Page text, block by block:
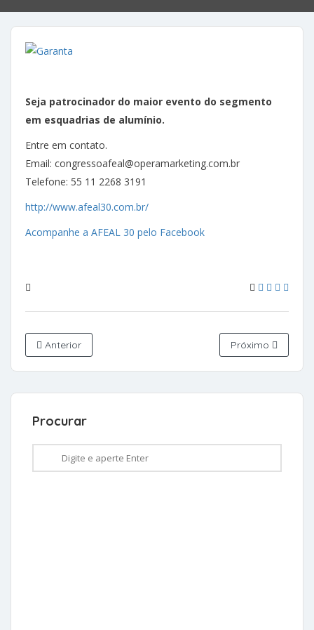
Seja patrocinador do maior evento do segmento
em esquadrias de alumínio.
Entre em contato.
Email: congressoafeal@operamarketing.com.br
Telefone: 55 11 2268 3191
http://www.afeal30.com.br/
Acompanhe a AFEAL 30 pelo Facebook
Anterior Próximo
Procurar